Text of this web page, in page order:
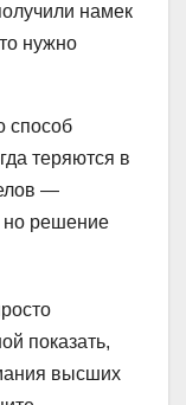
намек
нужно
способ
теряются в
—
но решение
показать,
высших